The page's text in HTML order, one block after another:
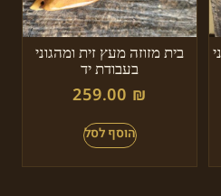
בית מזוזה מעץ זית ומהגוני
בעבודת יד
259.00 ₪